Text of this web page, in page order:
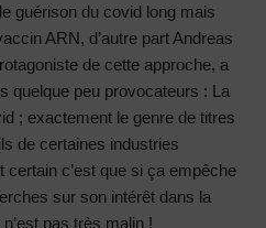
guérison du covid long mais
ARN, d’autre part Andreas
de cette approche, a
quelque peu provocateurs : La
; exactement le genre de titres
de certaines industries
c’est que si ça empêche
sur son intérêt dans la
pas très malin !